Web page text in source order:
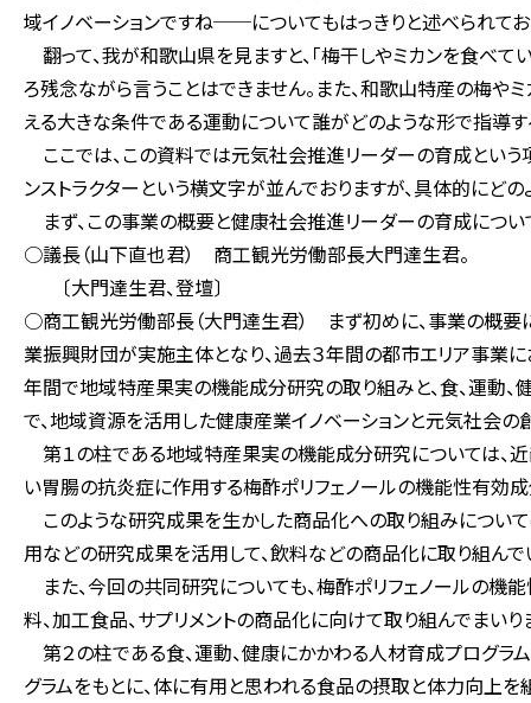
域イノベーションですね──についてもはっきりと述べられてお
翻って、我が和歌山県を見ますと、「梅干しやミカンを食べ
ろ残念ながら言うことはできません。また、和歌山特産の梅や
える大きな条件である運動について誰がどのような形で指導す
ここでは、この資料では元気社会推進リーダーの育成という
ンストラクターという横文字が並んでおりますが、具体的にどの
まず、この事業の概要と健康社会推進リーダーの育成につい
○議長（山下直也君） 商工観光労働部長大門達生君。
〔大門達生君、登壇〕
○商工観光労働部長（大門達生君） まず初めに、事業の概要
業振興財団が実施主体となり、過去３年間の都市エリア事業
年間で地域特産果実の機能成分研究の取り組みと、食、運動
で、地域資源を活用した健康産業イノベーションと元気社会の
第１の柱である地域特産果実の機能成分研究については、
い胃腸の抗炎症に作用する梅酢ポリフェノールの機能性有効
このような研究成果を生かした商品化への取り組みについ
用などの研究成果を活用して、飲料などの商品化に取り組んで
また、今回の共同研究についても、梅酢ポリフェノールの機
料、加工食品、サプリメントの商品化に向けて取り組んでまいり
第２の柱である食、運動、健康にかかわる人材育成プログ
グラムをもとに、体に有用と思われる食品の摂取と体力向上を